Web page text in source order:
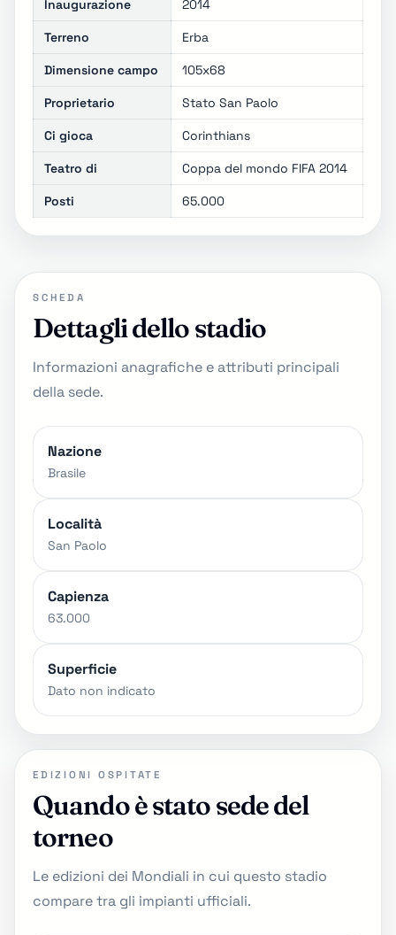
Inaugurazione 2014
Terreno Erba
Dimensione campo 105x68
Proprietario Stato San Paolo
Ci gioca Corinthians
Teatro di Coppa del mondo FIFA 2014
Posti 65.000
SCHEDA
Dettagli dello stadio
Informazioni anagrafiche e attributi principali
della sede.
Nazione
Brasile
Località
San Paolo
Capienza
63.000
Superficie
Dato non indicato
EDIZIONI OSPITATE
Quando è stato sede del
torneo
Le edizioni dei Mondiali in cui questo stadio
compare tra gli impianti ufficiali.